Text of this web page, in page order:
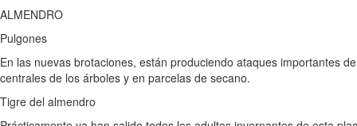
ALMENDRO
Pulgones
En las nuevas brotaciones, están produciendo ataques importantes
centrales de los árboles y en parcelas de secano.
Tigre del almendro